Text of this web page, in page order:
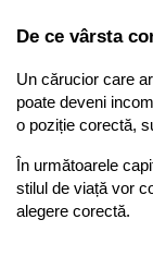
De ce vârsta
Un cărucior care
poate deveni
o poziție corectă,
În următoarele
stilul de viață vor
alegere corectă.